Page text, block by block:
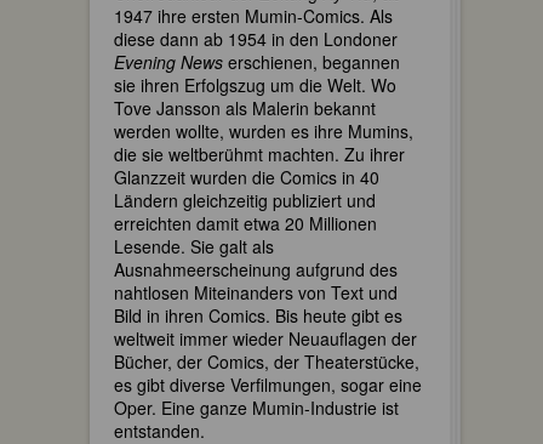
1947 ihre ersten Mumin-Comics. Als
diese dann ab 1954 in den Londoner
Evening News erschienen, begannen
sie ihren Erfolgszug um die Welt. Wo
Tove Jansson als Malerin bekannt
werden wollte, wurden es ihre Mumins,
die sie weltberühmt machten. Zu ihrer
Glanzzeit wurden die Comics in 40
Ländern gleichzeitig publiziert und
erreichten damit etwa 20 Millionen
Lesende. Sie galt als
Ausnahmeerscheinung aufgrund des
nahtlosen Miteinanders von Text und
Bild in ihren Comics. Bis heute gibt es
weltweit immer wieder Neuauflagen der
Bücher, der Comics, der Theaterstücke,
es gibt diverse Verfilmungen, sogar eine
Oper. Eine ganze Mumin-Industrie ist
entstanden.